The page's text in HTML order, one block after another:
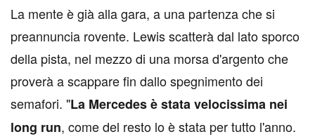
La mente è già alla gara, a una partenza che si
preannuncia rovente. Lewis scatterà dal lato sporco
della pista, nel mezzo di una morsa d'argento che
proverà a scappare fin dallo spegnimento dei
semafori. "La Mercedes è stata velocissima nei
long run, come del resto lo è stata per tutto l'anno.